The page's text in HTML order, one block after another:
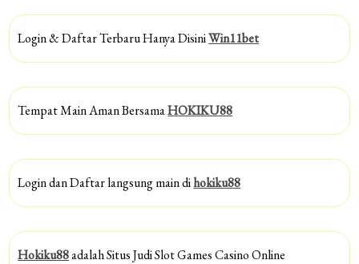
Login & Daftar Terbaru Hanya DisiniWin11bet
Tempat Main Aman BersamaHOKIKU88
Login dan Daftar langsung main dihokiku88
Hokiku88adalah Situs Judi Slot Games Casino Online